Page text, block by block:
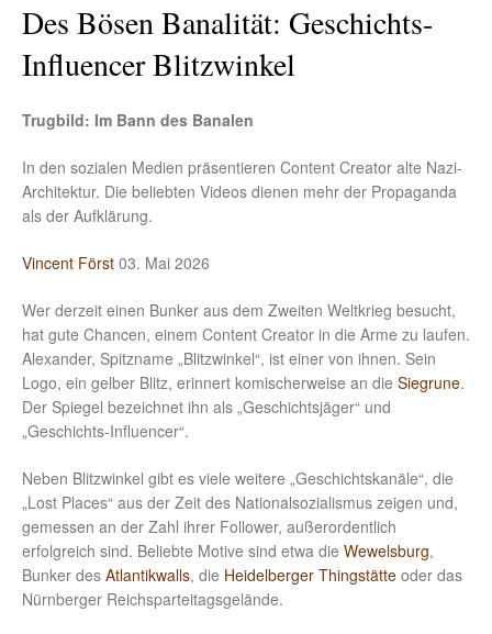
Des Bösen Banalität: Geschichts-
Influencer Blitzwinkel
Trugbild: Im Bann des Banalen
In den sozialen Medien präsentieren Content Creator alte Nazi-
Architektur. Die beliebten Videos dienen mehr der Propaganda
als der Aufklärung.
Vincent Först 03. Mai 2026
Wer derzeit einen Bunker aus dem Zweiten Weltkrieg besucht,
hat gute Chancen, einem Content Creator in die Arme zu laufen.
Alexander, Spitzname „Blitzwinkel“, ist einer von ihnen. Sein
Logo, ein gelber Blitz, erinnert komischerweise an die Siegrune.
Der Spiegel bezeichnet ihn als „Geschichtsjäger“ und
„Geschichts-Influencer“.
Neben Blitzwinkel gibt es viele weitere „Geschichtskanäle“, die
„Lost Places“ aus der Zeit des Nationalsozialismus zeigen und,
gemessen an der Zahl ihrer Follower, außerordentlich
erfolgreich sind. Beliebte Motive sind etwa die Wewelsburg,
Bunker des Atlantikwalls, die Heidelberger Thingstätte oder das
Nürnberger Reichsparteitagsgelände.